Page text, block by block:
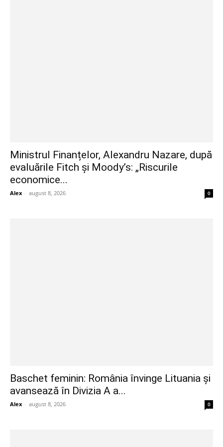
Ministrul Finanțelor, Alexandru Nazare, după
evaluările Fitch și Moody’s: „Riscurile
economice...
Alex - august 8, 2026 0
Baschet feminin: România învinge Lituania și
avansează în Divizia A a...
Alex - august 8, 2026 0